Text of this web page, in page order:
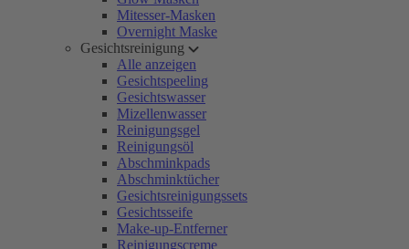
Mitesser-Masken
Overnight Maske
Gesichtsreinigung
Alle anzeigen
Gesichtspeeling
Gesichtswasser
Mizellenwasser
Reinigungsgel
Reinigungsöl
Abschminkpads
Abschminktücher
Gesichtsreinigungssets
Gesichtsseife
Make-up-Entferner
Reinigungscreme